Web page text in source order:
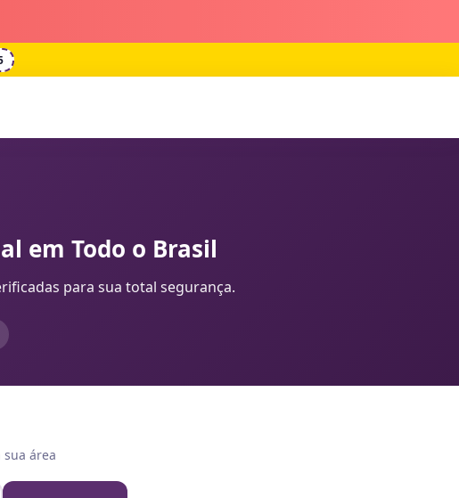
em Todo o Brasil
para sua total segurança.
área